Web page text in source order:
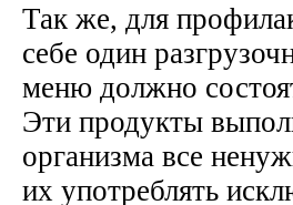
Так же, для
себе один
меню должно
Эти продукты
организма все
их употреблять